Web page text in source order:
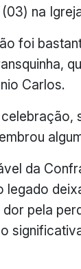
na
foi
Carlos.
da
legado
pela